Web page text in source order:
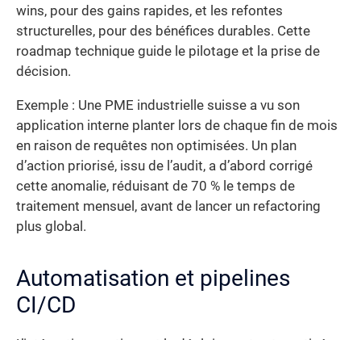
wins, pour des gains rapides, et les refontes
structurelles, pour des bénéfices durables. Cette
roadmap technique guide le pilotage et la prise de
décision.
Exemple : Une PME industrielle suisse a vu son
application interne planter lors de chaque fin de mois
en raison de requêtes non optimisées. Un plan
d’action priorisé, issu de l’audit, a d’abord corrigé
cette anomalie, réduisant de 70 % le temps de
traitement mensuel, avant de lancer un refactoring
plus global.
Automatisation et pipelines
CI/CD